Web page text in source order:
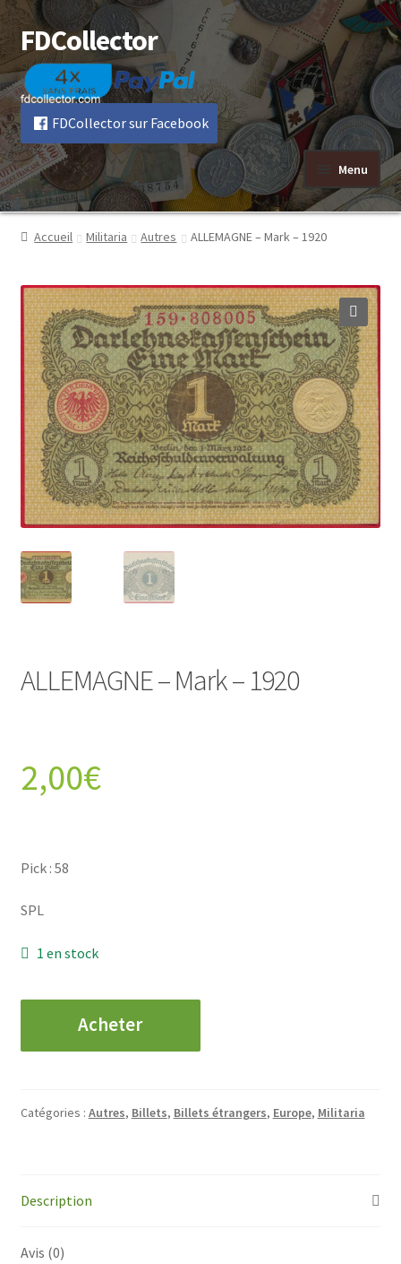
Aller
navigation
Aller
au
contenu
FDCollector
FDCollector sur Facebook
Menu
Accueil Militaria Autres ALLEMAGNE – Mark – 1920
ALLEMAGNE – Mark – 1920
2,00€
Pick : 58
SPL
1 en stock
ALLEMAGNE
-
Acheter
Catégories : Autres, Billets, Billets étrangers, Europe, Militaria
Description
Avis (0)